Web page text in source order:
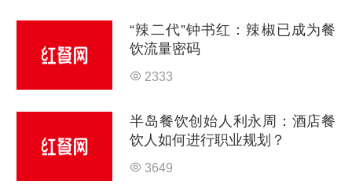
“辣二代”钟书红：辣椒已成为餐
饮流量密码
2333
半岛餐饮创始人利永周：酒店餐
饮人如何进行职业规划？
3649